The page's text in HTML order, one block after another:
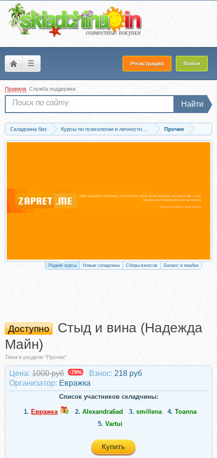
☰ Регистрация Войти
Правила Служба поддержки
Найти
Складчина биз Курсы по психологии и личностному развитию
Прочие
Скачать Стыд и вина (Надежда Майн)
Редкие курсы Новые складчины Сборы взносов Баланс и кешбек
Доступно
Стыд и вина (Надежда
Майн)
Тема в разделе "Прочие"
Цена: 1000 руб -79% Взнос: 218 руб
Организатор: Евражкa
Список участников складчины:
1. Евражкa 2. Alexandra6ad 3. smillena 4. Toanna
5. Vartui
Купить